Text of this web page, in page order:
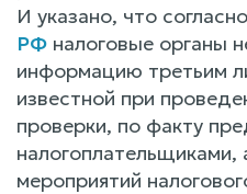
И указано, что
РФ налоговые органы
информацию третьим
известной при
проверки, по факту
налогоплательщиками,
мероприятий